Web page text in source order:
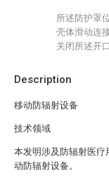
Description
移动防辐射设备
技术领域
本发明涉及防辐射医
动防辐射设备。
所述防护罩
壳体滑动连
关闭所述开